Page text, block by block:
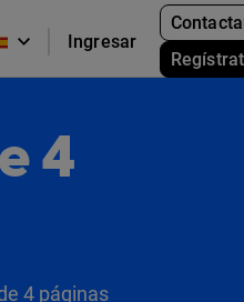
Ingresar
4
4 páginas